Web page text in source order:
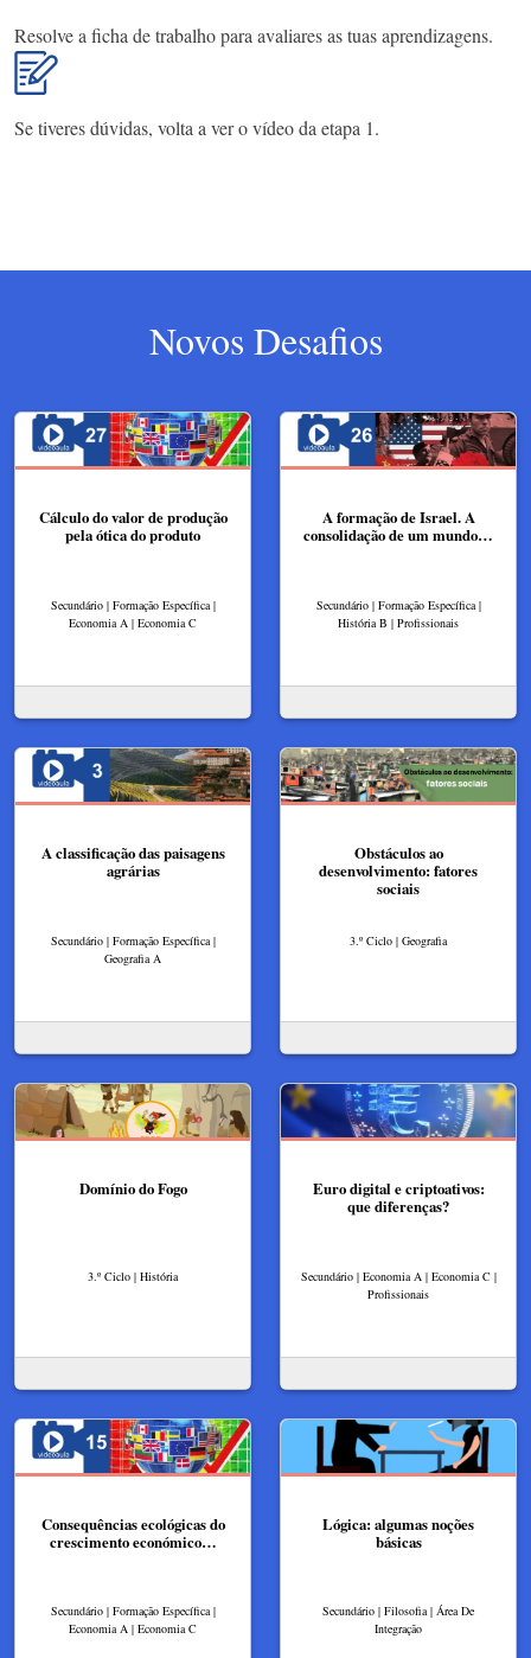
Resolve a ficha de trabalho para avaliares as tuas aprendizagens.
Se tiveres dúvidas, volta a ver o vídeo da etapa 1.
Novos Desafios
Cálculo do valor de produção
pela ótica do produto
Secundário | Formação Específica |
Economia A | Economia C
A formação de Israel. A
consolidação de um mundo…
Secundário | Formação Específica |
História B | Profissionais
A classificação das paisagens
agrárias
Secundário | Formação Específica |
Geografia A
Obstáculos ao
desenvolvimento: fatores
sociais
3.º Ciclo | Geografia
Domínio do Fogo
3.º Ciclo | História
Euro digital e criptoativos:
que diferenças?
Secundário | Economia A | Economia C |
Profissionais
Consequências ecológicas do
crescimento económico…
Secundário | Formação Específica |
Economia A | Economia C
Lógica: algumas noções
básicas
Secundário | Filosofia | Área De
Integração